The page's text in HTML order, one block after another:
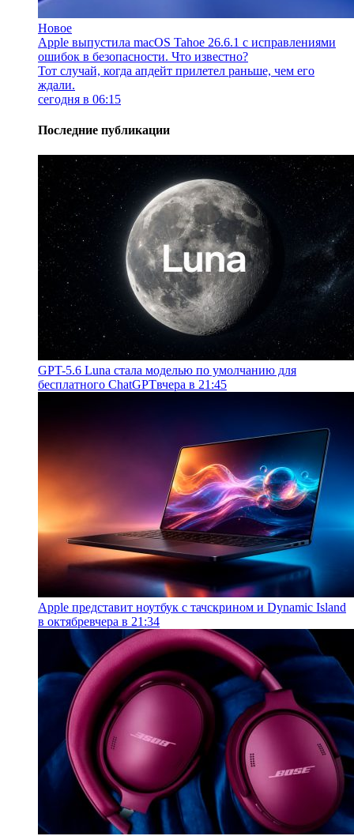
Новое
Apple выпустила macOS Tahoe 26.6.1 с исправлениями
ошибок в безопасности. Что известно?
Тот случай, когда апдейт прилетел раньше, чем его
ждали.
сегодня в 06:15
Последние публикации
GPT-5.6 Luna стала моделью по умолчанию для
бесплатного ChatGPTвчера в 21:45
Apple представит ноутбук с тачскрином и Dynamic Island
в октябревчера в 21:34